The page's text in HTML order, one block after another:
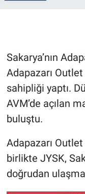
Sakarya’nın
Adapazarı
sahipliği yaptı.
AVM’de açılan
buluştu.
Adapazarı
birlikte JYSK,
doğrudan